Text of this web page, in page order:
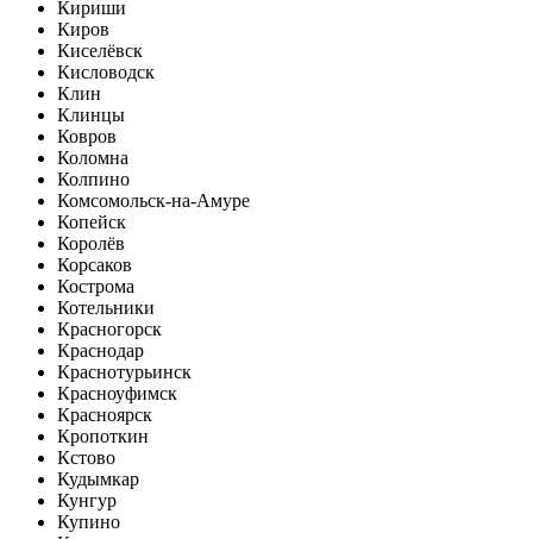
Кириши
Киров
Киселёвск
Кисловодск
Клин
Клинцы
Ковров
Коломна
Колпино
Комсомольск-на-Амуре
Копейск
Королёв
Корсаков
Кострома
Котельники
Красногорск
Краснодар
Краснотурьинск
Красноуфимск
Красноярск
Кропоткин
Кстово
Кудымкар
Кунгур
Купино